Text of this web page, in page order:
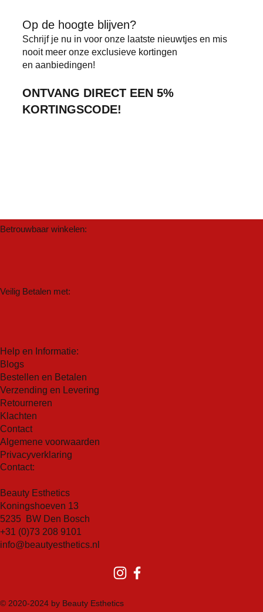
Op de hoogte blijven?
Schrijf je nu in voor onze laatste nieuwtjes en mis
nooit meer onze exclusieve kortingen
en aanbiedingen!
ONTVANG DIRECT EEN 5%
KORTINGSCODE!
Help en Informatie:
Blogs
Bestellen en Betalen
Verzending en Levering
Retourneren
Klachten
Contact
Algemene voorwaarden
Privacyverklaring
Contact:
Beauty Esthetics
Koningshoeven 13
5235 BW Den Bosch
+31 (0)73 208 9101
info@beautyesthetics.nl
Veilig Betalen met:
© 2020-2024 by Beauty Esthetics
Betrouwbaar winkelen: